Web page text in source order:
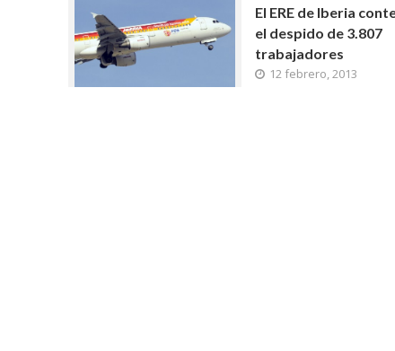
El ERE de Iberia
el despido de 3.807
trabajadores
12 febrero, 2013